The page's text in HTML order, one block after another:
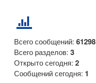
Всего сообщений: 61298
Всего разделов: 3
Открыто сегодня: 2
Сообщений сегодня: 1